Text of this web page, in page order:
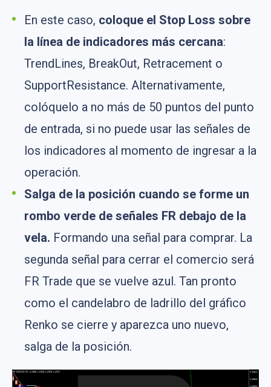
En este caso, coloque el Stop Loss sobre
la línea de indicadores más cercana:
TrendLines, BreakOut, Retracement o
SupportResistance. Alternativamente,
colóquelo a no más de 50 puntos del punto
de entrada, si no puede usar las señales de
los indicadores al momento de ingresar a la
operación.
Salga de la posición cuando se forme un
rombo verde de señales FR debajo de la
vela. Formando una señal para comprar. La
segunda señal para cerrar el comercio será
FR Trade que se vuelve azul. Tan pronto
como el candelabro de ladrillo del gráfico
Renko se cierre y aparezca uno nuevo,
salga de la posición.